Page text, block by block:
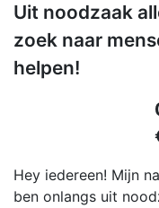
Uit noodzaak
zoek naar
helpen!
Hey iedereen! Mijn
ben onlangs uit